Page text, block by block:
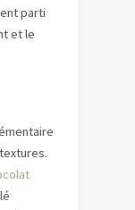
parti
et le